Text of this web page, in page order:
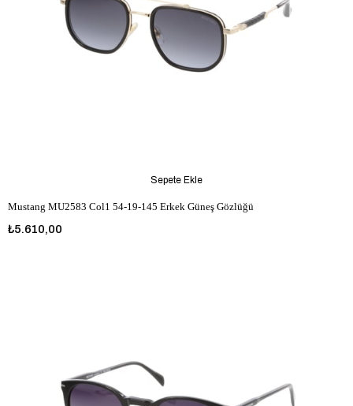
Mustang MU2583 Col1 54-19-145 Erkek Güneş Gözlüğü
₺5.610,00
Sepete Ekle